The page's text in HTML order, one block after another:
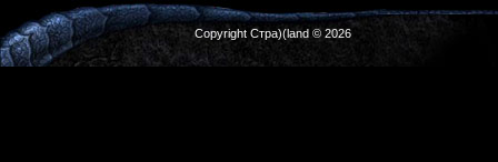
Copyright Стра)(land © 2026